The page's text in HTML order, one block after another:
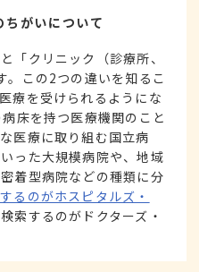
ちがいについて
「クリニック（診療所、
。この2つの違いを知るこ
療を受けられるようにな
床を持つ医療機関のこと
医療に取り組む国立病
った大規模病院や、地域
着型病院などの種類に分
るのがホスピタルズ・
索するのがドクターズ・